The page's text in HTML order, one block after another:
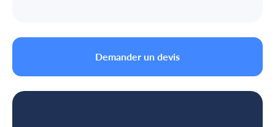
Demander un devis